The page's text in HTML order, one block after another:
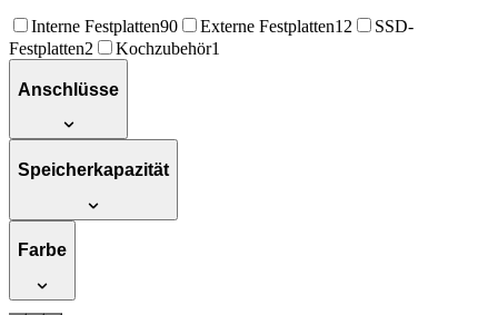
Interne Festplatten90 Externe Festplatten12
SSD-
Festplatten2 Kochzubehör1
Anschlüsse
Speicherkapazität
Farbe